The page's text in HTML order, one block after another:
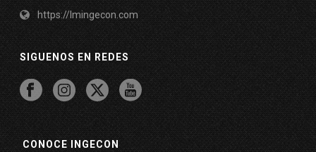
https://lmingecon.com
SIGUENOS EN REDES
CONOCE INGECON